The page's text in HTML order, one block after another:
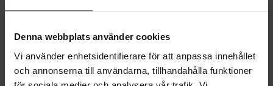
Denna webbplats använder cookies
Vi använder enhetsidentifierare för att anpassa innehållet
och annonserna till användarna, tillhandahålla funktioner
möjligheter, upplyst av data och trender
som betyder något för ditt företag.